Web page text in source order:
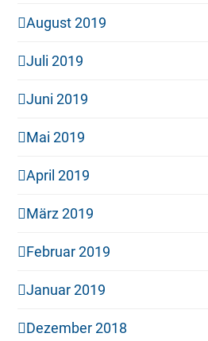
August 2019
Juli 2019
Juni 2019
Mai 2019
April 2019
März 2019
Februar 2019
Januar 2019
Dezember 2018